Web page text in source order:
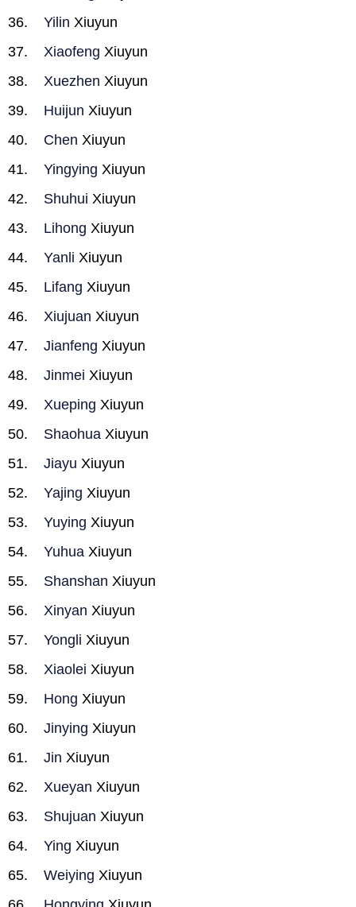
Yilin Xiuyun
Xiaofeng Xiuyun
Xuezhen Xiuyun
Huijun Xiuyun
Chen Xiuyun
Yingying Xiuyun
Shuhui Xiuyun
Lihong Xiuyun
Yanli Xiuyun
Lifang Xiuyun
Xiujuan Xiuyun
Jianfeng Xiuyun
Jinmei Xiuyun
Xueping Xiuyun
Shaohua Xiuyun
Jiayu Xiuyun
Yajing Xiuyun
Yuying Xiuyun
Yuhua Xiuyun
Shanshan Xiuyun
Xinyan Xiuyun
Yongli Xiuyun
Xiaolei Xiuyun
Hong Xiuyun
Jinying Xiuyun
Jin Xiuyun
Xueyan Xiuyun
Shujuan Xiuyun
Ying Xiuyun
Weiying Xiuyun